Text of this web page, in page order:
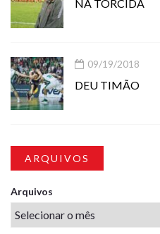
NA TORCIDA
09/19/2018
DEU TIMÃO
ARQUIVOS
Arquivos